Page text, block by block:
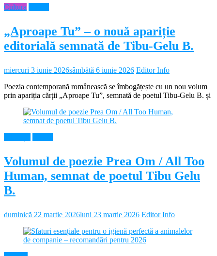
Cultura
„Aproape Tu” – o nouă apariție
editorială semnată de Tibu-Gelu B.
miercuri 3 iunie 2026sâmbătă 6 iunie 2026 Editor Info
Poezia contemporană românească se îmbogățește cu un nou volum
prin apariția cărții „Aproape Tu”, semnată de poetul Tibu-Gelu B. și
Volumul de poezie Prea Om / All Too
Human, semnat de poetul Tibu Gelu
B.
duminică 22 martie 2026luni 23 martie 2026 Editor Info